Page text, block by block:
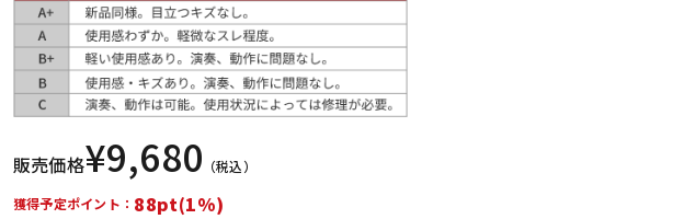
レコーディン
グ機器
配信/ライブ
機器
販売価格¥9,680 （税込）
獲得予定ポイント： 88pt(1%)